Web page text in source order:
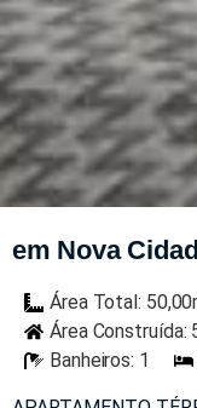
em Nova
Área Total:
Área Construída:
Banheiros: 1